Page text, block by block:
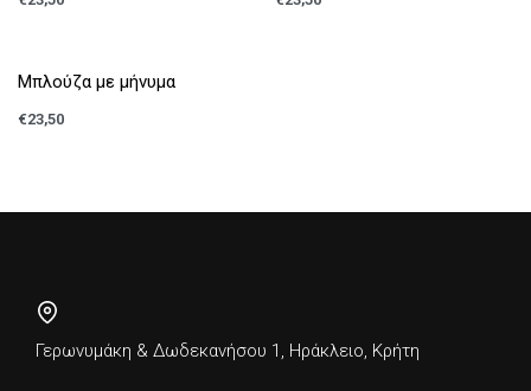
Μπλούζα με μήνυμα
€23,50
Γερωνυμάκη & Δωδεκανήσου 1, Ηράκλειο, Κρήτη